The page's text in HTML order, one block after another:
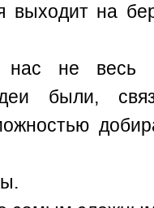
выходит на
не весь
были,